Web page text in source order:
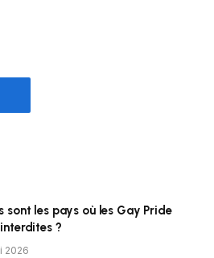
sont les pays où les Gay Pride
?
2026